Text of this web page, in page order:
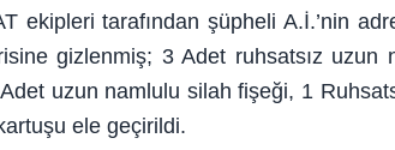
ekipleri tarafından şüpheli A.İ.’nin
gizlenmiş; 3 Adet ruhsatsız
uzun namlulu silah fişeği, 1
ele geçirildi.